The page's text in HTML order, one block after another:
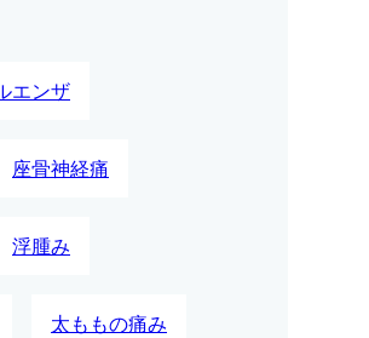
エンザ
座骨神経痛
浮腫み
太ももの痛み